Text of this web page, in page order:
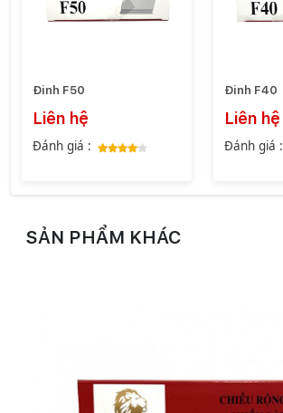
Đinh F50
Liên hệ
Đánh giá :
Đinh F40
Liên hệ
Đánh giá :
SẢN PHẨM KHÁC